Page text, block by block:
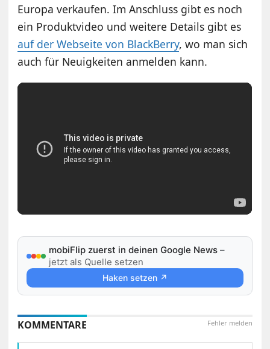
Europa verkaufen. Im Anschluss gibt es noch
ein Produktvideo und weitere Details gibt es
auf der Webseite von BlackBerry, wo man sich
auch für Neuigkeiten anmelden kann.
mobiFlip zuerst in deinen Google News –
jetzt als Quelle setzen
Haken setzen ↗
Fehler melden
KOMMENTARE